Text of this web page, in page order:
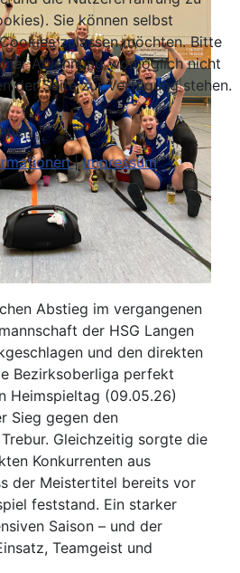
Abstieg im vergangenen
der HSG Langen
und den direkten
Bezirksoberliga perfekt
Heimspieltag (09.05.26)
Sieg gegen den
Gleichzeitig sorgte die
Konkurrenten aus
der Meistertitel bereits vor
feststand. Ein starker
Saison – und der
Teamgeist und
Sie können selbst
zulassen möchten. Bitte
Ablehnung womöglich nicht
der Seite zur Verfügung stehen.
|Impressum